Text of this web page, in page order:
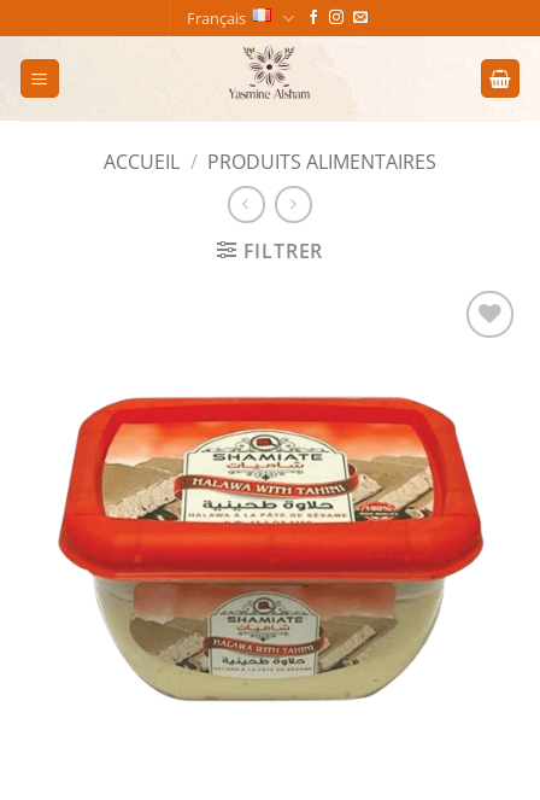
au
contenu
Français
ACCUEIL / PRODUITS ALIMENTAIRES
FILTRER